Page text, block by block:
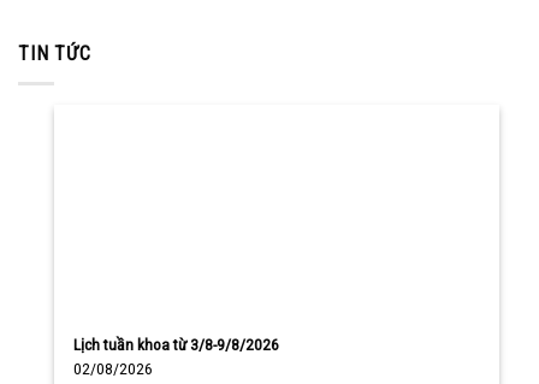
TIN TỨC
Lịch tuần khoa từ 3/8-9/8/2026
02/08/2026